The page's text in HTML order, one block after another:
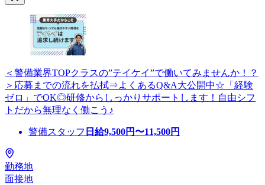
＜警備業界TOPクラスの”テイケイ”で働いてみませんか！？
＞応募までの流れを払拭⇒よくあるQ&A大公開中☆「経験
ゼロ」でOK◎研修からしっかりサポートします！自由シフ
トだから無理なく働こう♪
警備スタッフ 日給9,500円〜11,500円
勤務地
面接地